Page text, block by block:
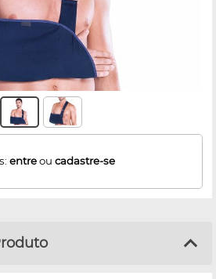
entreou cadastre-se